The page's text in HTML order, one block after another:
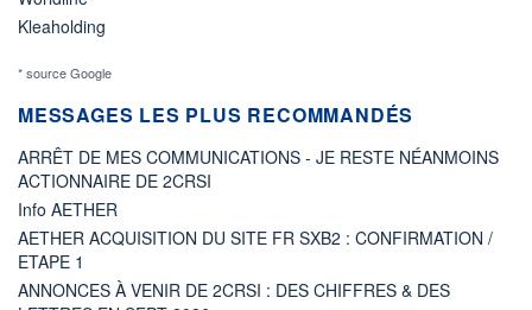
Kleaholding
* source Google
MESSAGES LES PLUS RECOMMANDÉS
ARRÊT DE MES COMMUNICATIONS - JE RESTE NÉANMOINS
ACTIONNAIRE DE 2CRSI
Info AETHER
AETHER ACQUISITION DU SITE FR SXB2 : CONFIRMATION /
ETAPE 1
ANNONCES À VENIR DE 2CRSI : DES CHIFFRES & DES